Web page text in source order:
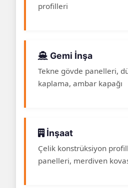
profilleri
Gemi İnşa
Tekne gövde panelleri,
kaplama, ambar kapağı
İnşaat
Çelik konstrüksiyon
panelleri, merdiven